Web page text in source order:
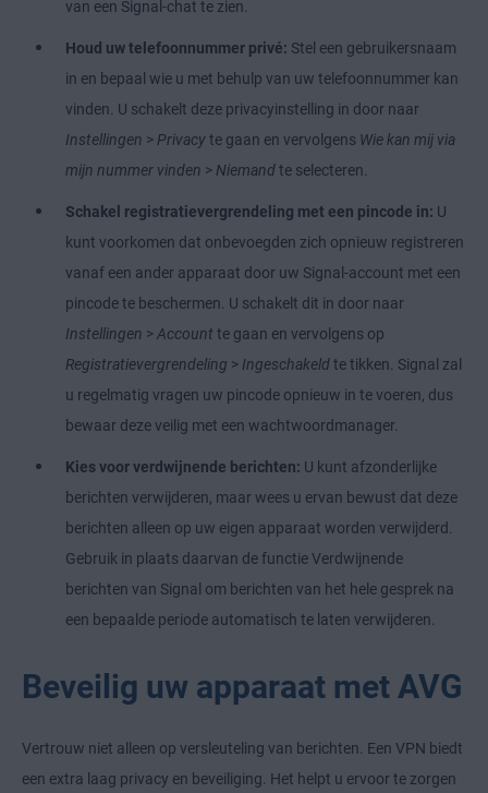
van een Signal-chat te zien.
Houd uw telefoonnummer privé: Stel een gebruikersnaam
in en bepaal wie u met behulp van uw telefoonnummer kan
vinden. U schakelt deze privacyinstelling in door naar
Instellingen > Privacyte gaan en vervolgens Wie kan mij via
mijn nummer vinden > Niemandte selecteren.
Schakel registratievergrendeling met een pincode in: U
kunt voorkomen dat onbevoegden zich opnieuw registreren
vanaf een ander apparaat door uw Signal-account met een
pincode te beschermen. U schakelt dit in door naar
Instellingen > Account te gaan en vervolgens op
Registratievergrendeling > Ingeschakeldte tikken. Signal zal
u regelmatig vragen uw pincode opnieuw in te voeren, dus
bewaar deze veilig met een wachtwoordmanager.
Kies voor verdwijnende berichten: U kunt afzonderlijke
berichten verwijderen, maar wees u ervan bewust dat deze
berichten alleen op uw eigen apparaat worden verwijderd.
Gebruik in plaats daarvan de functie Verdwijnende
berichten van Signal om berichten van het hele gesprek na
een bepaalde periode automatisch te laten verwijderen.
Beveilig uw apparaat met AVG
Vertrouw niet alleen op versleuteling van berichten. Een VPN biedt
een extra laag privacy en beveiliging. Het helpt u ervoor te zorgen